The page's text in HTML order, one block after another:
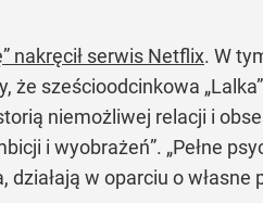
nakręcił serwis Netflix. W
sześcioodcinkowa
niemożliwej relacji i
i wyobrażeń”. „Pełne
w oparciu o